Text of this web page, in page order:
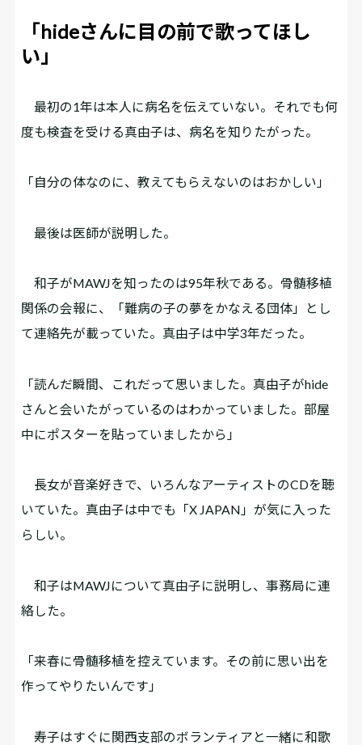
「hideさんに目の前で歌ってほし
い」
最初の1年は本人に病名を伝えていない。それでも何
度も検査を受ける真由子は、病名を知りたがった。
「自分の体なのに、教えてもらえないのはおかしい」
最後は医師が説明した。
和子がMAWJを知ったのは95年秋である。骨髄移植
関係の会報に、「難病の子の夢をかなえる団体」とし
て連絡先が載っていた。真由子は中学3年だった。
「読んだ瞬間、これだって思いました。真由子がhide
さんと会いたがっているのはわかっていました。部屋
中にポスターを貼っていましたから」
長女が音楽好きで、いろんなアーティストのCDを聴
いていた。真由子は中でも「X JAPAN」が気に入った
らしい。
和子はMAWJについて真由子に説明し、事務局に連
絡した。
「来春に骨髄移植を控えています。その前に思い出を
作ってやりたいんです」
寿子はすぐに関西支部のボランティアと一緒に和歌